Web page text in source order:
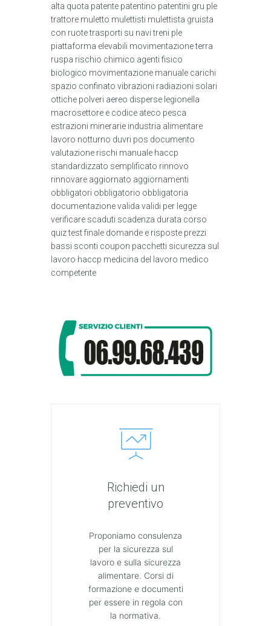
alta quota patente patentino patentini gru ple
trattore muletto mulettisti mulettista gruista
con ruote trasporti su navi treni ple
piattaforma elevabili movimentazione terra
ruspa rischio chimico agenti fisico
biologico movimentazione manuale carichi
spazio confinato vibrazioni radiazioni solari
ottiche polveri aereo disperse legionella
macrosettore e codice ateco pesca
estrazioni minerarie industria alimentare
lavoro notturno duvri pos documento
valutazione rischi manuale haccp
standardizzato semplificato rinnovo
rinnovare aggiornato aggiornamenti
obbligatori obbligatorio obbligatoria
documentazione valida validi per legge
verificare scaduti scadenza durata corso
quiz test finale domande e risposte prezzi
bassi sconti coupon pacchetti sicurezza sul
lavoro haccp medicina del lavoro medico
competente
Richiedi un
preventivo
Proponiamo consulenza
per la sicurezza sul
lavoro e sulla sicurezza
alimentare. Corsi di
formazione e documenti
per essere in regola con
la normativa.